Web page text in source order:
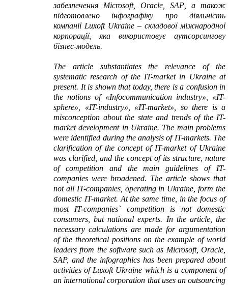
забезпечення Microsoft, Oracle SAP , а також
підготовлено інфографіку про діяльність
компанії Luxoft Ukraine – складової міжнародної
корпорації, яка використовує аутсорсингову
бізнес-модель.
The article substantiates the relevance of the
systematic research of the IT-market in Ukraine at
present. It is shown that today, there is a confusion in
the notions of «Infocommunication industry», «IT-
sphere», «IT-industry», «IT-market», so there is a
misconception about the state and trends of the IT-
market development in Ukraine. The main problems
were identified during the analysis of IT-markets. The
clarification of the concept of IT-market of Ukraine
was clarified, and the concept of its structure, nature
of competition and the main guidelines of IT-
companies were broadened. The article shows that
not all IT-companies, operating in Ukraine, form the
domestic IT-market. At the same time, in the focus of
most IT-companies` competition is not domestic
consumers, but national experts. In the article, the
necessary calculations are made for argumentation
of the theoretical positions on the example of world
leaders from the software such as Microsoft, Oracle,
SAP, and the infographics has been prepared about
activities of Luxoft Ukraine which is a component of
an international corporation that uses an outsourcing